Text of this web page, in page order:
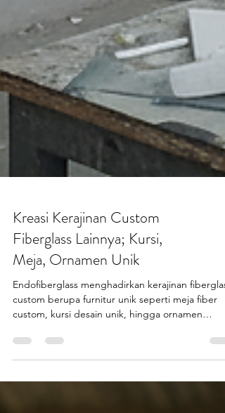
Kreasi Kerajinan Custom
Fiberglass Lainnya; Kursi,
Meja, Ornamen Unik
Endofiberglass menghadirkan kerajinan fiberglass
custom berupa furnitur unik seperti meja fiber
estetika ruang Anda.